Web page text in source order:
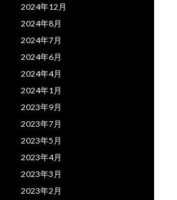
2024年12月
2024年8月
2024年7月
2024年6月
2024年4月
2024年1月
2023年9月
2023年7月
2023年5月
2023年4月
2023年3月
2023年2月